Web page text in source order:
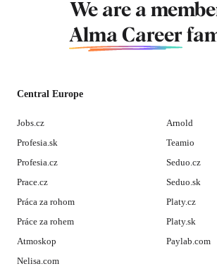
We are a
Alma Career
Central Europe
Jobs.cz
Profesia.sk
Profesia.cz
Prace.cz
Práca za rohom
Práce za rohem
Atmoskop
Nelisa.com
Arnold
Teamio
Seduo.cz
Seduo.sk
Platy.cz
Platy.sk
Paylab.com